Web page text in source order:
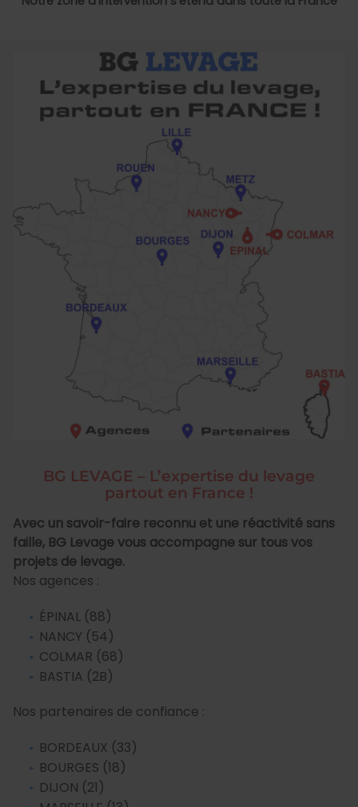
BG LEVAGE – L’expertise du levage
partout en France !
Avec un savoir-faire reconnu et une réactivité sans
faille, BG Levage vous accompagne sur tous vos
projets de levage.
Nos agences :
ÉPINAL (88)
NANCY (54)
COLMAR (68)
BASTIA (2B)
Nos partenaires de confiance :
BORDEAUX (33)
BOURGES (18)
DIJON (21)